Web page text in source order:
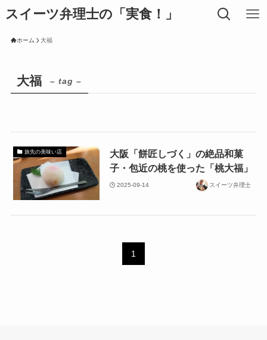
スイーツ弁理士の「実食！」
ホーム 大福
大福 – tag –
旅先の美味い店
大阪「餅匠しづく」の絶品和菓
子・包近の桃を使った「桃大福」
2025-09-14 スイーツ弁理士
1